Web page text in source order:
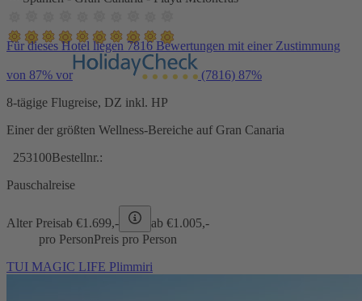
Für dieses Hotel liegen 7816 Bewertungen mit einer Zustimmung
von 87% vor (7816) 87%
8-tägige Flugreise, DZ inkl. HP
Einer der größten Wellness-Bereiche auf Gran Canaria
253100Bestellnr.:
Pauschalreise
Alter Preisab €1.699,- ab €1.005,-
pro PersonPreis pro Person
TUI MAGIC LIFE Plimmiri